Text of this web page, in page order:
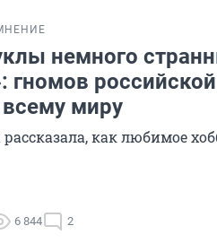
немного
гномов
миру
как любимое
6 844 2